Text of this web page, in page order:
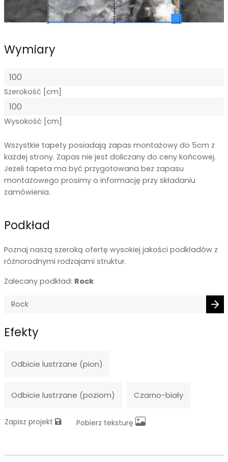
Wymiary
Szerokość [cm]
Wysokość [cm]
Wszystkie tapety posiadają zapas montażowy do 5cm z
każdej strony. Zapas nie jest doliczany do ceny końcowej.
Jeżeli tapeta ma być przygotowana bez zapasu
montażowego prosimy o informację przy składaniu
zamówienia.
Podkład
Poznaj naszą szeroką ofertę wysokiej jakości podkładów z
różnorodnymi rodzajami struktur.
Zalecany podkład: Rock
Efekty
Odbicie lustrzane (pion)
Odbicie lustrzane (poziom) Czarno-biały
Zapisz projekt Pobierz teksturę